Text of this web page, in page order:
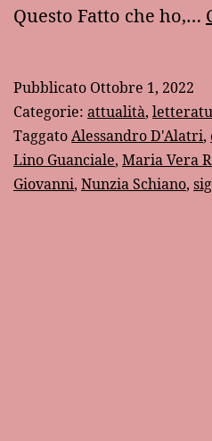
Questo Fatto che ho,…
Pubblicato Ottobre 1, 2022
Categorie: attualità,
TaggatoAlessandro D'Alatri,
Lino Guanciale, Maria Vera
Giovanni, Nunzia Schiano,